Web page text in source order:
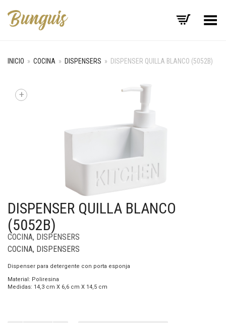
Menú
INICIO » COCINA » DISPENSERS » DISPENSER QUILLA BLANCO (5052B)
+
DISPENSER QUILLA BLANCO
(5052B)
COCINA, DISPENSERS
COCINA, DISPENSERS
Dispenser para detergente con porta esponja
Material: Poliresina
Medidas: 14,3 cm X 6,6 cm X 14,5 cm